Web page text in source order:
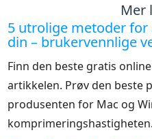
Mer
5 utrolige metoder for
din – brukervennlige
Finn den beste gratis
artikkelen. Prøv den beste
produsenten for Mac og
komprimeringshastigheten.